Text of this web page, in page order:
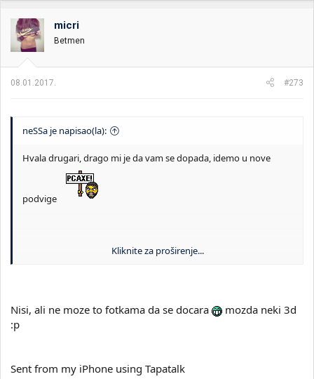
micri
Betmen
08.01.2017. #273
neSSa je napisao(la):
Hvala drugari, drago mi je da vam se dopada, idemo u nove
podvige
Kliknite za proširenje...
Nisi, ali ne moze to fotkama da se docara
mozda neki 3d
:p
Sent from my iPhone using Tapatalk